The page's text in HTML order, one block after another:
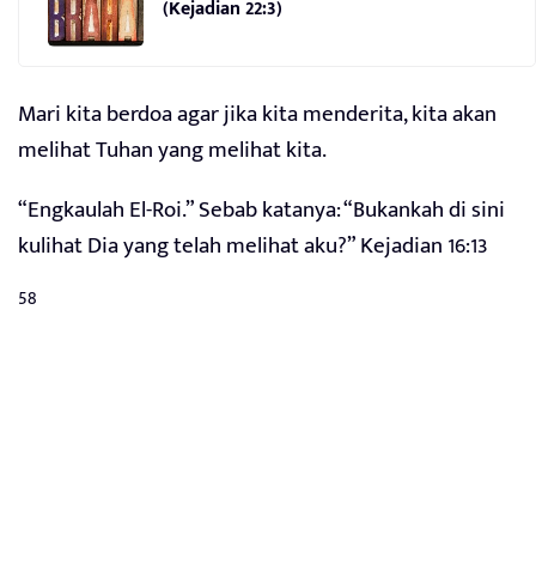
(Kejadian 22:3)
Mari kita berdoa agar jika kita menderita, kita akan
melihat Tuhan yang melihat kita.
“Engkaulah El-Roi.” Sebab katanya: “Bukankah di sini
kulihat Dia yang telah melihat aku?” Kejadian 16:13
58